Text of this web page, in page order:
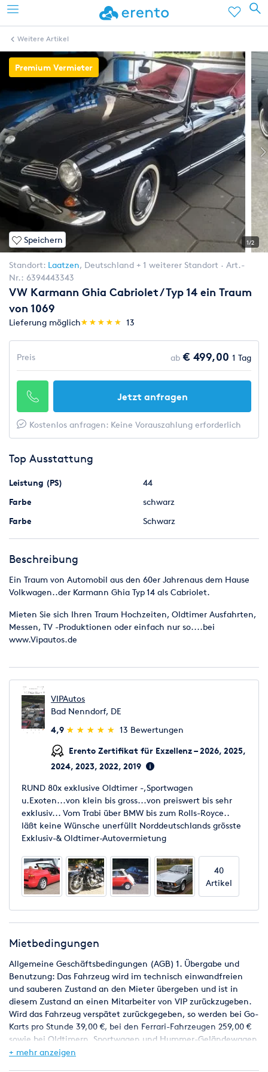
Weitere Artikel
Speichern 1/2
Premium Vermieter
Standort: Laatzen, Deutschland + 1 weiterer Standort
Art.-
Nr.: 6394443343
VW Karmann Ghia Cabriolet / Typ 14 ein Traum
von 1069
Lieferung möglich(*)
★
★
(*)★
★
(*) ★
★
(*) ★
★
(*) ★
★ 13
Preis ab € 499,00 1 Tag
Jetzt anfragen
Kostenlos anfragen: Keine Vorauszahlung erforderlich
Top Ausstattung
Leistung (PS)
44
Farbe
schwarz
Farbe
Schwarz
Beschreibung
Ein Traum von Automobil aus den 60er Jahrenaus dem Hause
Volkwagen..der Karmann Ghia Typ 14 als Cabriolet.
Mieten Sie sich Ihren Traum Hochzeiten, Oldtimer Ausfahrten,
Messen, TV -Produktionen oder einfach nur so....bei
www.Vipautos.de
VIPAutos
Bad Nenndorf, DE
4,9 (*)
★
★
(*)★
★
(*) ★
★
(*) ★
★
(*) ★
★ 13 Bewertungen
Erento Zertifikat für Exzellenz – 2026, 2025,
2024, 2023, 2022, 2019
RUND 80x exklusive Oldtimer -,Sportwagen
u.Exoten...von klein bis gross...von preiswert bis sehr
exklusiv... Vom Trabi über BMW bis zum Rolls-Royce..
läßt keine Wünsche unerfüllt Norddeutschlands grösste
Exklusiv-& Oldtimer-Autovermietung
40
Artikel
Mietbedingungen
Allgemeine Geschäftsbedingungen (AGB) 1. Übergabe und
Benutzung: Das Fahrzeug wird im technisch einwandfreien
und sauberen Zustand an den Mieter übergeben und ist in
diesem Zustand an einen Mitarbeiter von VIP zurückzugeben.
Wird das Fahrzeug verspätet zurückgegeben, so werden bei Go-
Karts pro Stunde 39,00 €, bei den Ferrari-Fahrzeugen 259,00 €
sowie bei Oldtimern, Sportwagen und Hummer-Geländewagen
mind. 119,00 € /Std.in Rechnung gestellt. Die Kosten für
+ mehr anzeigen